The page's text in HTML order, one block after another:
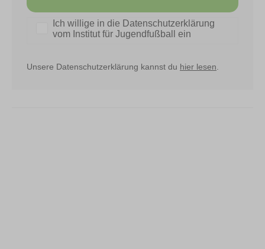
Datenschutz
Ich willige in die Datenschutzerklärung
vom Institut für Jugendfußball ein
Unsere Datenschutzerklärung kannst du hier lesen